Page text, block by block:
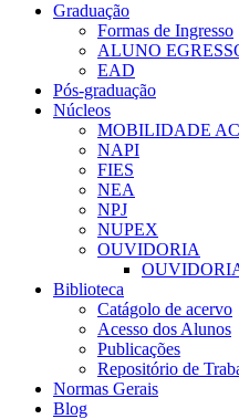
Graduação
Formas de Ingresso
ALUNO
EAD
Pós-graduação
Núcleos
MOBILIDADE
NAPI
FIES
NEA
NPJ
NUPEX
OUVIDORIA
Biblioteca
Catágolo de acervo
Acesso dos Alunos
Publicações
Repositório de
Normas Gerais
Blog